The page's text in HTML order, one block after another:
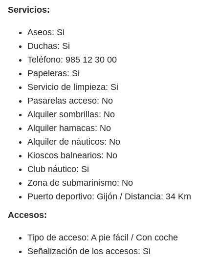
Servicios:
Aseos: Si
Duchas: Si
Teléfono: 985 12 30 00
Papeleras: Si
Servicio de limpieza: Si
Pasarelas acceso: No
Alquiler sombrillas: No
Alquiler hamacas: No
Alquiler de náuticos: No
Kioscos balnearios: No
Club náutico: Si
Zona de submarinismo: No
Puerto deportivo: Gijón / Distancia: 34 Km
Accesos:
Tipo de acceso: A pie fácil / Con coche
Señalización de los accesos: Si